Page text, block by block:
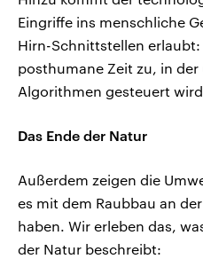
Eingriffe ins menschliche
Hirn-Schnittstellen
posthumane Zeit zu, in der
Algorithmen gesteuert
Das Ende der Natur
Außerdem zeigen die
es mit dem Raubbau an
haben. Wir erleben das,
der Natur beschreibt: